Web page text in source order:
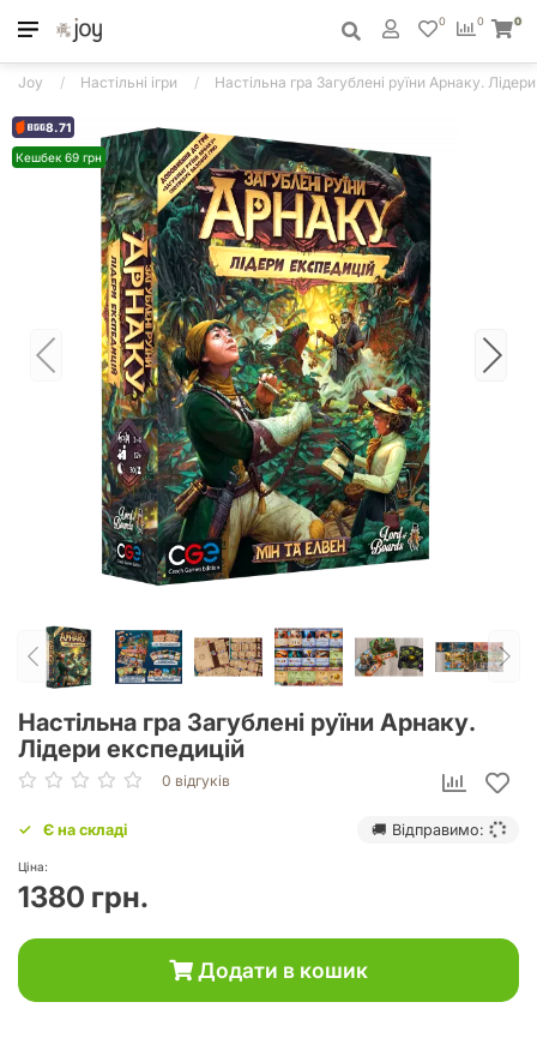
0
0 0
Joy Настільні ігри Настільна гра Загублені руїни Арнаку.
8.71
Кешбек 69 грн
Настільна гра Загублені руїни Арнаку.
Лідери експедицій
0 відгуків
Є на складі 🚚 Відправимо:
Ціна:
1380 грн.
Додати в кошик